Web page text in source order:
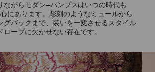
ながらモダン—パンプスはいつの時代も
心にあります。彫刻のようなミュールから
グバックまで、装いを一変させるスタイル
ローブに欠かせない存在です。